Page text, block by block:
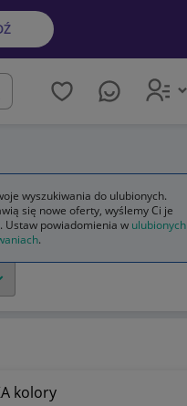
kolory
wyszukiwania do ulubionych.
się nowe oferty, wyślemy Ci je
Ustaw powiadomienia w ulubionych
.